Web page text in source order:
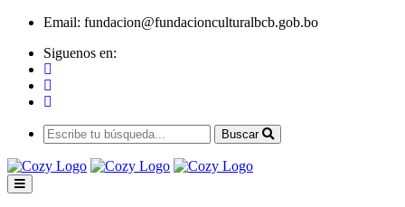
Email: fundacion@fundacionculturalbcb.gob.bo
Siguenos en:
Buscar